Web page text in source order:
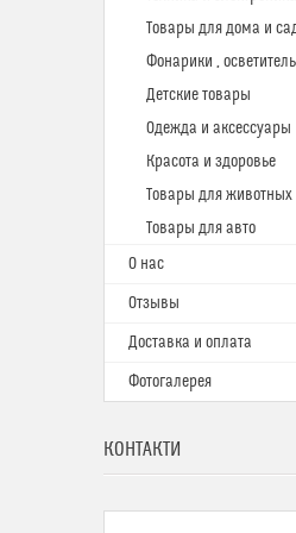
Товары для дома и
Фонарики ,
Детские товары
Одежда и аксессуары
Красота и здоровье
Товары для животных
Товары для авто
О нас
Отзывы
Доставка и оплата
Фотогалерея
КОНТАКТИ